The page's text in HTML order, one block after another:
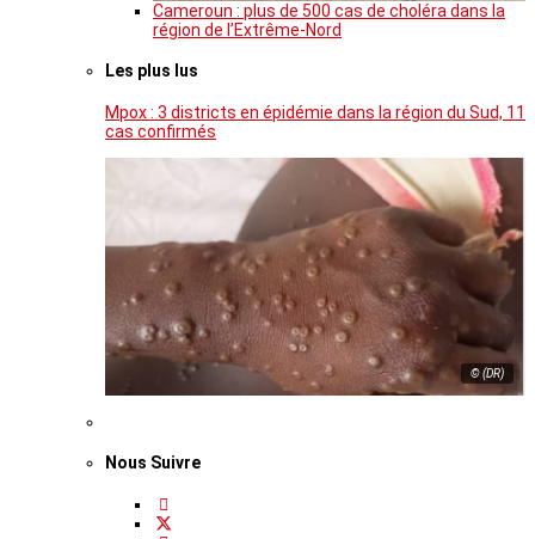
Cameroun : plus de 500 cas de choléra dans la
région de l’Extrême-Nord
Les plus lus
Mpox : 3 districts en épidémie dans la région du Sud, 11
cas confirmés
© (DR)
Nous Suivre